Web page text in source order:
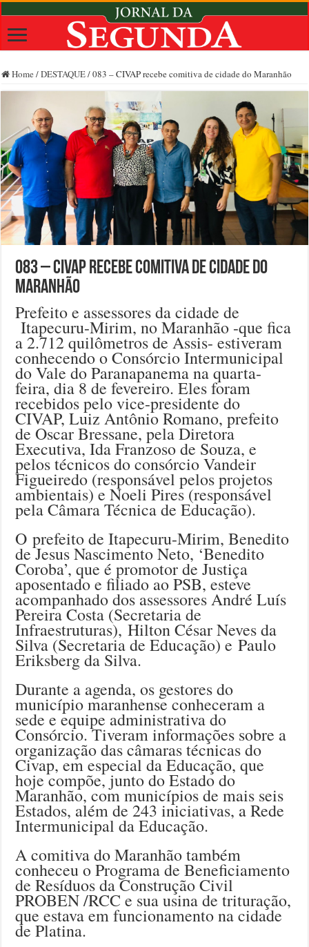
Home /DESTAQUE/083 – CIVAP recebe comitiva de cidade do Maranhão
083 – CIVAP recebe comitiva de cidade do
Maranhão
Prefeito e assessores da cidade de
Itapecuru-Mirim, no Maranhão -que fica
a 2.712 quilômetros de Assis- estiveram
conhecendo o Consórcio Intermunicipal
do Vale do Paranapanema na quarta-
feira, dia 8 de fevereiro. Eles foram
recebidos pelo vice-presidente do
CIVAP, Luiz Antônio Romano, prefeito
de Oscar Bressane, pela Diretora
Executiva, Ida Franzoso de Souza, e
pelos técnicos do consórcio Vandeir
Figueiredo (responsável pelos projetos
ambientais) e Noeli Pires (responsável
pela Câmara Técnica de Educação).
O prefeito de Itapecuru-Mirim, Benedito
de Jesus Nascimento Neto, ‘Benedito
Coroba’, que é promotor de Justiça
aposentado e filiado ao PSB, esteve
acompanhado dos assessores André Luís
Pereira Costa (Secretaria de
Infraestruturas), Hilton César Neves da
Silva (Secretaria de Educação) e Paulo
Eriksberg da Silva.
Durante a agenda, os gestores do
município maranhense conheceram a
sede e equipe administrativa do
Consórcio. Tiveram informações sobre a
organização das câmaras técnicas do
Civap, em especial da Educação, que
hoje compõe, junto do Estado do
Maranhão, com municípios de mais seis
Estados, além de 243 iniciativas, a Rede
Intermunicipal da Educação.
A comitiva do Maranhão também
conheceu o Programa de Beneficiamento
de Resíduos da Construção Civil
PROBEN /RCC e sua usina de trituração,
que estava em funcionamento na cidade
de Platina.